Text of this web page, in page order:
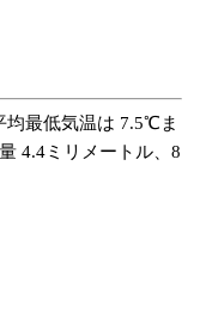
均最低気温は 7.5℃ま
4.4ミリメートル、8